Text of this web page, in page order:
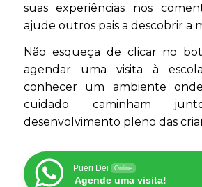
suas experiências nos
ajude outros pais a descobrir a
Não esqueça de clicar no
agendar uma visita à
conhecer um ambiente
cuidado caminham
desenvolvimento pleno das
Pueri Dei Online
Agende uma visita!